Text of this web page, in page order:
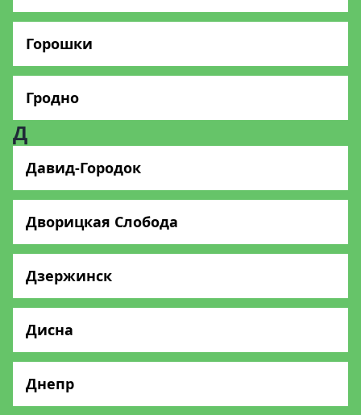
Горошки
Гродно
Д
Давид-Городок
Дворицкая Слобода
Дзержинск
Дисна
Днепр